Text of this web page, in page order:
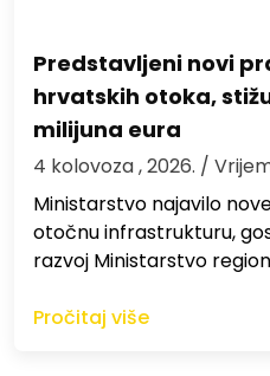
Predstavljeni novi
hrvatskih otoka,
milijuna eura
4 kolovoza , 2026. /
Ministarstvo najavilo
otočnu infrastrukturu,
razvoj Ministarstvo
Pročitaj više